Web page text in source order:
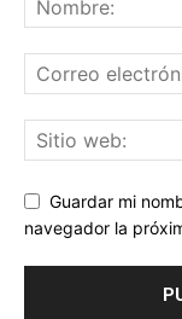
Guardar mi
navegador la